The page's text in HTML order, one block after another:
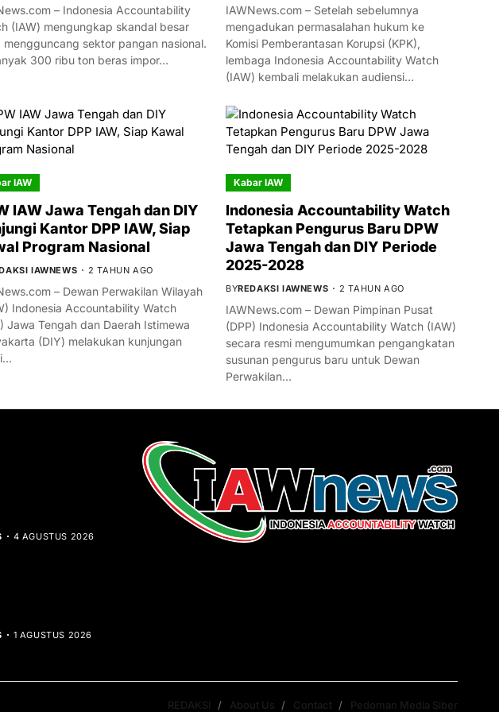
– Indonesia Accountability
(IAW) mengungkap skandal besar
mengguncang sektor pangan nasional.
300 ribu ton beras impor…
IAWNews.com – Setelah sebelumnya
mengadukan permasalahan hukum ke
Komisi Pemberantasan Korupsi (KPK),
lembaga Indonesia Accountability Watch
(IAW) kembali melakukan audiensi…
IAW
IAW Jawa Tengah dan DIY
Kantor DPP IAW, Siap
Program Nasional
IAWNEWS 2 TAHUN AGO
– Dewan Perwakilan Wilayah
Indonesia Accountability Watch
Jawa Tengah dan Daerah Istimewa
(DIY) melakukan kunjungan
Kabar IAW
Indonesia Accountability Watch
Tetapkan Pengurus Baru DPW
Jawa Tengah dan DIY Periode
2025-2028
BYREDAKSI IAWNEWS 2 TAHUN AGO
IAWNews.com – Dewan Pimpinan Pusat
(DPP) Indonesia Accountability Watch (IAW)
secara resmi mengumumkan pengangkatan
susunan pengurus baru untuk Dewan
Perwakilan…
4 AGUSTUS 2026
1 AGUSTUS 2026
REDAKSI About Us Contact Pedoman Media Siber